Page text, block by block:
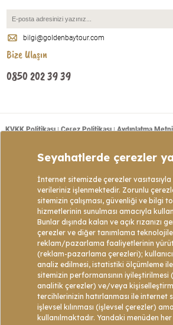
bilgi@goldenbaytour.com
Bize Ulaşın
0850 202 39 39
KVKK Politikası |Çerez Politikası |Aydınlatma Metni
Copyright © 2021 - Web sitemizde bulunan tüm turların
hakları Golden Bay Tour’a ait olup izinsiz kopyalanıp